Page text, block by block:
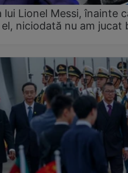
Lionel Messi, înainte
niciodată nu am jucat